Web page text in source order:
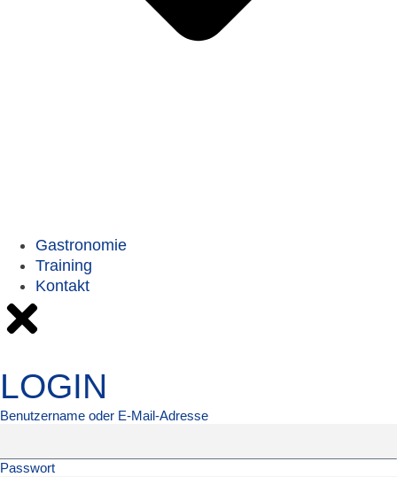
Gastronomie
Training
Kontakt
LOGIN
Benutzername oder E-Mail-Adresse
Passwort